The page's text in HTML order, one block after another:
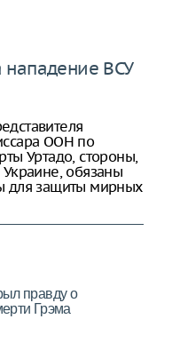
ВСУ
ООН по
Уртадо, стороны,
обязаны
для защиты мирных